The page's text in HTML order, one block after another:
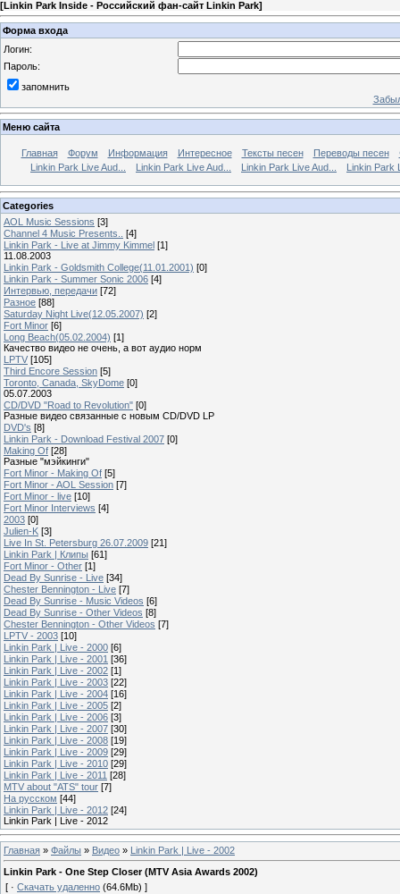
[Linkin Park Inside - Российский фан-сайт Linkin Park]
Форма входа
Логин:
Пароль:
запомнить
Меню сайта
Главная Форум Информация Интересное Тексты песен Переводы песен
Linkin Park Live Aud...
Linkin Park Live Aud... Linkin Park Live Aud... Linkin Park
Categories
AOL Music Sessions [3]
Channel 4 Music Presents..
[4]
Linkin Park - Live at Jimmy Kimmel [1]
11.08.2003
Linkin Park - Goldsmith College(11.01.2001) [0]
Linkin Park - Summer Sonic 2006 [4]
Интервью, передачи [72]
Разное [88]
Saturday Night Live(12.05.2007) [2]
Fort Minor [6]
Long Beach(05.02.2004) [1]
Качество видео не очень, а вот аудио норм
LPTV [105]
Third Encore Session [5]
Toronto, Canada, SkyDome [0]
05.07.2003
CD/DVD "Road to Revolution" [0]
Разные видео связанные с новым CD/DVD LP
DVD's [8]
Linkin Park - Download Festival 2007 [0]
Making Of [28]
Разные "мэйкинги"
Fort Minor - Making Of [5]
Fort Minor - AOL Session [7]
Fort Minor - live [10]
Fort Minor Interviews [4]
2003 [0]
Julien-K [3]
Live In St. Petersburg 26.07.2009 [21]
Linkin Park | Клипы [61]
Fort Minor - Other [1]
Dead By Sunrise - Live [34]
Chester Bennington - Live [7]
Dead By Sunrise - Music Videos [6]
Dead By Sunrise - Other Videos [8]
Chester Bennington - Other Videos [7]
LPTV - 2003 [10]
Linkin Park | Live - 2000 [6]
Linkin Park | Live - 2001 [36]
Linkin Park | Live - 2002 [1]
Linkin Park | Live - 2003 [22]
Linkin Park | Live - 2004 [16]
Linkin Park | Live - 2005 [2]
Linkin Park | Live - 2006 [3]
Linkin Park | Live - 2007 [30]
Linkin Park | Live - 2008 [19]
Linkin Park | Live - 2009 [29]
Linkin Park | Live - 2010 [29]
Linkin Park | Live - 2011 [28]
MTV about "ATS" tour [7]
На русском [44]
Linkin Park | Live - 2012 [24]
Linkin Park | Live - 2012
Главная » Файлы » Видео » Linkin Park | Live - 2002
Linkin Park - One Step Closer (MTV Asia Awards 2002)
[ · Скачать удаленно (64.6Mb) ]